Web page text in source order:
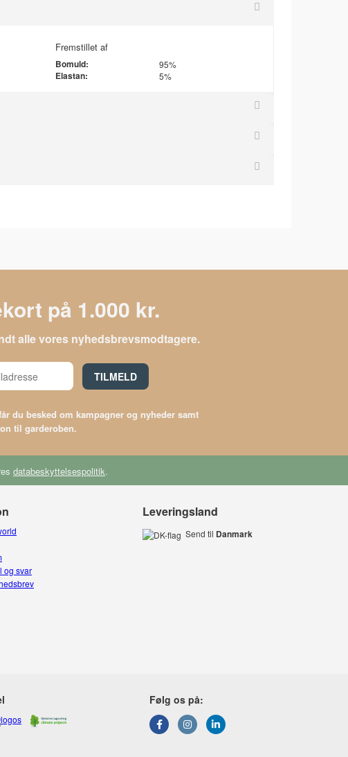
Fremstillet af
Bomuld: 95%
Elastan: 5%
på 1.000 kr.
alle vores nyhedsbrevsmodtagere.
TILMELD
du besked om kampagner og nyheder samt
til garderoben.
databeskyttelsespolitik.
og svar
Leveringsland
Send til Danmark
Følg os på: